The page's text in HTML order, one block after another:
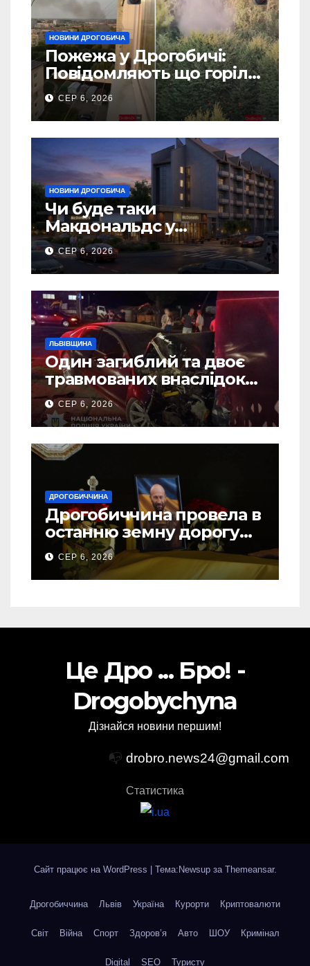
НОВИНИ ДРОГОБИЧА
Пожежа у Дрогобичі:
Повідомляють що горіло
5 гаражів (Відео)
СЕР 6, 2026
НОВИНИ ДРОГОБИЧА
Чи буде таки
Макдональдс у
Дрогобичі? (Фото)
СЕР 6, 2026
ЛЬВІВЩИНА
Один загиблий та двоє
травмованих внаслідок
ДТП на Самбірщині
СЕР 6, 2026
ДРОГОБИЧЧИНА
Дрогобиччина провела в
останню земну дорогу
свого Захисника – Олега
Торського
СЕР 6, 2026
Це Дро ... Бро! -
Drogobychyna
Дізнайся новини першим!
📭 drobro.news24@gmail.com
Статистика
Сайт працює на WordPress Тема:Newsup за Themeansar.
Дрогобиччина Львів Україна Курорти Криптовалюти
Світ Війна Спорт Здоров’я Авто ШОУ Кримінал
Digital SEO Туристу